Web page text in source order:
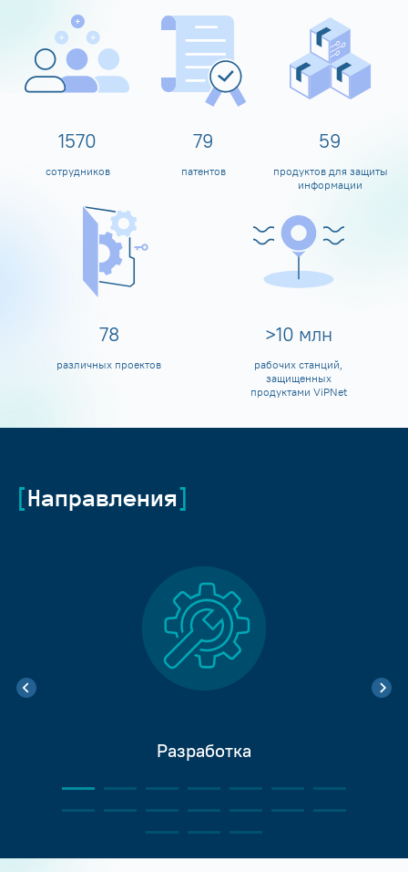
1600
сотрудников
80
патентов
60
продуктов для защиты
информации
80
различных проектов
>10 млн
рабочих станций,
защищенных
продуктами ViPNet
Направления
Разработка